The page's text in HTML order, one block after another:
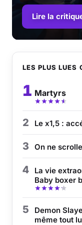
Lire la
LES PLUS LUES
1 Martyrs
2 Le x1,5 :
3 On ne
4
La vie
Baby boxer
5
Demon
même tout lu